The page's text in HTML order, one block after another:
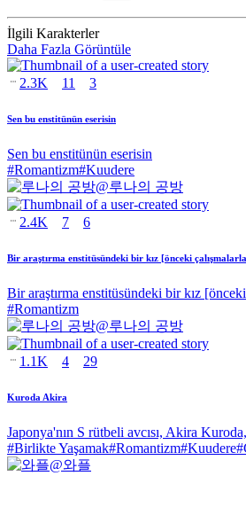
İlgili Karakterler
Daha Fazla Görüntüle
2.3K 11 3
Sen bu enstitünün eserisin
Sen bu enstitünün eserisin
#Romantizm#Kuudere
@루나의 공방
2.4K 7 6
Bir araştırma enstitüsündeki bir kız [önceki
Bir araştırma enstitüsündeki bir kız
#Romantizm
@루나의 공방
1.1K 4 29
Kuroda Akira
Japonya'nın S rütbeli avcısı, Akira
#Birlikte Yaşamak#Romantizm#Kuudere#
@와플